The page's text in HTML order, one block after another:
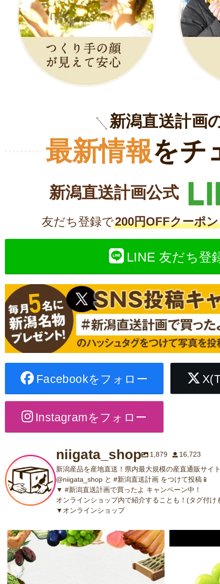
新潟直送計画
最新情報をチ
新潟直送計画公式
友だち登録で200円OFFクーポン
LINE 友だち登
Facebookをフォロー
Instagramをフォロー
niigata_shop 1,879
16,723
新潟産品を産地直送！県内最大規模の産直通販サイ
@niigata_shop と #新潟直送計画 をつけて投稿📱
▼ #新潟直送計画で買ったよ キャンペーン中！
オンラインショップ内で紹介することも！(タグ付け
▼オンラインショップ